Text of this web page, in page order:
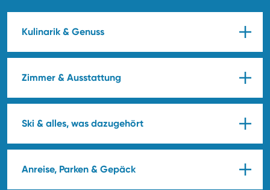
Kulinarik & Genuss
Zimmer & Ausstattung
Ski & alles, was dazugehört
Anreise, Parken & Gepäck